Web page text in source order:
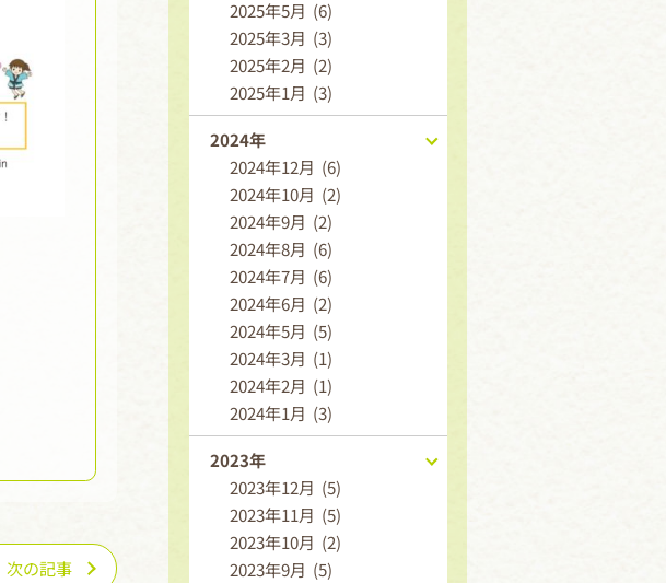
次の記事
2025年5月 (6)
2025年3月 (3)
2025年2月 (2)
2025年1月 (3)
2024年
2024年12月 (6)
2024年10月 (2)
2024年9月 (2)
2024年8月 (6)
2024年7月 (6)
2024年6月 (2)
2024年5月 (5)
2024年3月 (1)
2024年2月 (1)
2024年1月 (3)
2023年
2023年12月 (5)
2023年11月 (5)
2023年10月 (2)
2023年9月 (5)